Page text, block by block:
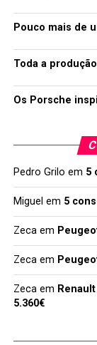
Pouco mais de
Toda a
Os Porsche
Pedro Grilo em 5
Miguel em 5
Zecaem
Zecaem
Zecaem
5.360€